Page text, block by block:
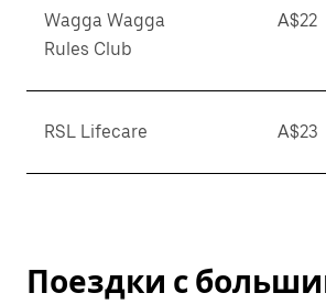
Wagga Wagga
Rules Club
A$22
RSL Lifecare A$23
Поездки с